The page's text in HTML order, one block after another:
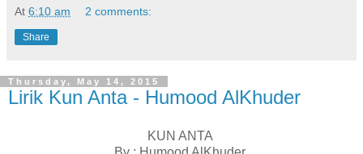
At 6:10 am 2 comments:
Share
Thursday, May 14, 2015
Lirik Kun Anta - Humood AlKhuder
KUN ANTA